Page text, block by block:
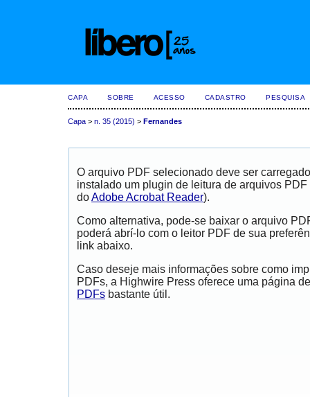
CAPA SOBRE ACESSO CADASTRO PESQUISA
Capa > n. 35 (2015) > Fernandes
O arquivo PDF selecionado deve ser
instalado um plugin de leitura de arquivos
doAdobe Acrobat Reader).
Como alternativa, pode-se baixar o arquivo
poderá abrí-lo com o leitor PDF de sua
link abaixo.
Caso deseje mais informações sobre como
PDFs, a Highwire Press oferece uma página
PDFs bastante útil.